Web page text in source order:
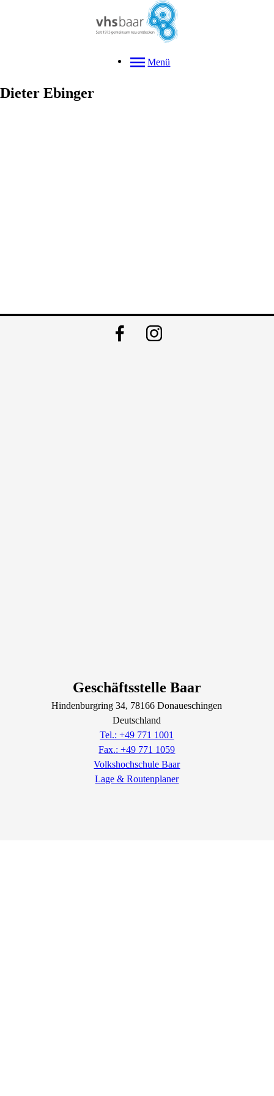
Menü
Dieter Ebinger
Geschäftsstelle Baar
Hindenburgring 34, 78166Donaueschingen
Deutschland
Tel.: +49 771 1001
Fax.: +49 771 1059
Volkshochschule Baar
Lage & Routenplaner